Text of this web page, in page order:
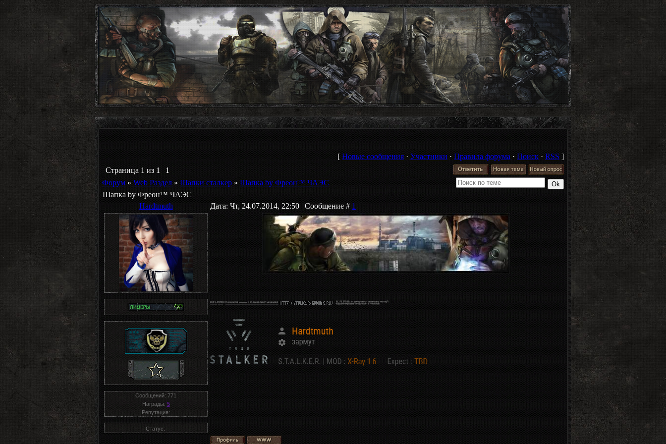
[ Новые сообщения · Участники · Правила форума · Поиск · RSS ]
Страница 1 из 1
1
Форум » Web Раздел » Шапки сталкер » Шапка by Фреон™ ЧАЭС
Шапка by Фреон™ ЧАЭС
Hardtmuth
Дата: Чт, 24.07.2014, 22:50 | Сообщение # 1
Сообщений: 771
Награды: 5
Репутация:
Статус: